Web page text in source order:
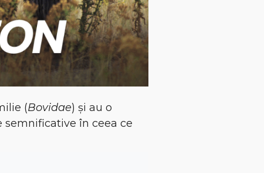
(Bovidae) și au o
semnificative în ceea ce